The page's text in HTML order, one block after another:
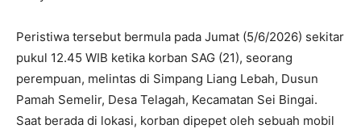
Peristiwa tersebut bermula pada Jumat (5/6/2026) sekitar
pukul 12.45 WIB ketika korban SAG (21), seorang
perempuan, melintas di Simpang Liang Lebah, Dusun
Pamah Semelir, Desa Telagah, Kecamatan Sei Bingai.
Saat berada di lokasi, korban dipepet oleh sebuah mobil